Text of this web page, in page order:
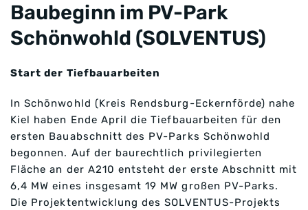
Baubeginn im PV-Park
Schönwohld (SOLVENTUS)
Start der Tiefbauarbeiten
In Schönwohld (Kreis Rendsburg-Eckernförde) nahe
Kiel haben Ende April die Tiefbauarbeiten für den
ersten Bauabschnitt des PV-Parks Schönwohld
begonnen. Auf der baurechtlich privilegierten
Fläche an der A210 entsteht der erste Abschnitt mit
6,4 MW eines insgesamt 19 MW großen PV-Parks.
Die Projektentwicklung des SOLVENTUS-Projekts